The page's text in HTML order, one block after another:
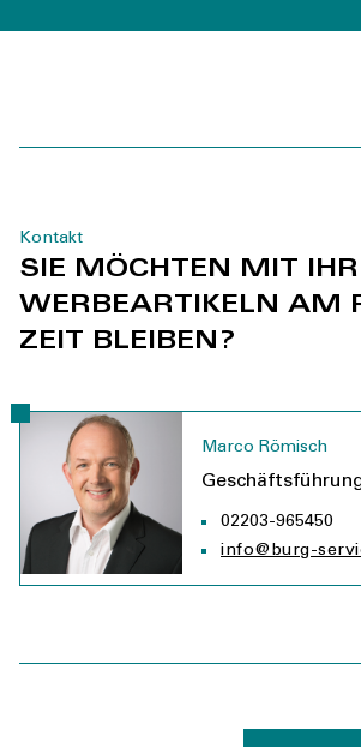
Kontakt
SIE MÖCHTEN MIT
WERBEARTIKELN AM
ZEIT BLEIBEN?
Marco Römisch
02203-965450
info@burg-